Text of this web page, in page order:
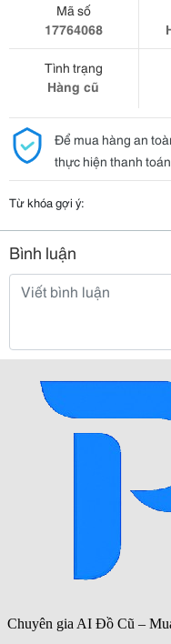
Mã số
17764068
Tình trạng
Hàng cũ
Để mua hàng an
thực hiện thanh
Từ khóa gợi ý:
Bình luận